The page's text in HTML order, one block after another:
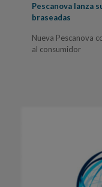
Pescanova lanza
braseadas
Nueva Pescanova
al consumidor